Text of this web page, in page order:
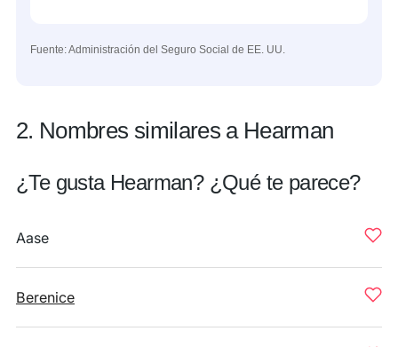
Fuente: Administración del Seguro Social de EE. UU.
2. Nombres similares a Hearman
¿Te gusta Hearman? ¿Qué te parece?
Aase
Berenice